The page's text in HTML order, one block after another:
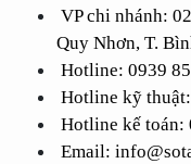
VP chi nhánh:
Quy Nhơn, T.
Hotline: 0939
Hotline kỹ
Hotline kế toán:
Email: